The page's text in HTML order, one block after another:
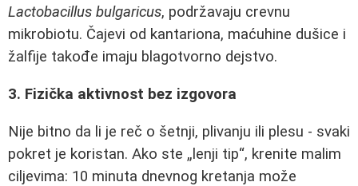
Lactobacillus bulgaricus, podržavaju crevnu
mikrobiotu. Čajevi od kantariona, maćuhine dušice i
žalfije takođe imaju blagotvorno dejstvo.
3. Fizička aktivnost bez izgovora
Nije bitno da li je reč o šetnji, plivanju ili plesu - svaki
pokret je koristan. Ako ste „lenji tip“, krenite malim
ciljevima: 10 minuta dnevnog kretanja može